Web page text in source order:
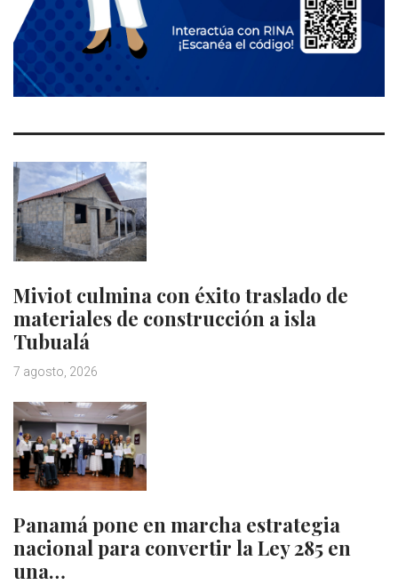
Miviot culmina con éxito traslado de
materiales de construcción a isla
Tubualá
7 agosto, 2026
Panamá pone en marcha estrategia
nacional para convertir la Ley 285 en
una…